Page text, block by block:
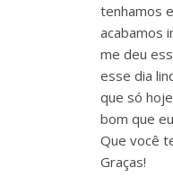
tenhamos
acabamos
me deu
esse dia
que só
bom que
Que você
Graças!